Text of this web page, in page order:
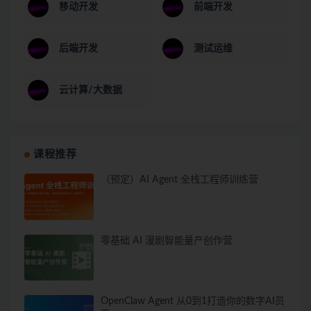
移动开发 前端开发
后端开发 测试运维
云计算/大数据
课程推荐
（预定）AI Agent 全栈工程师训练营
零基础 AI 漫剧智能量产创作营
OpenClaw Agent 从0到1打造你的数字AI员